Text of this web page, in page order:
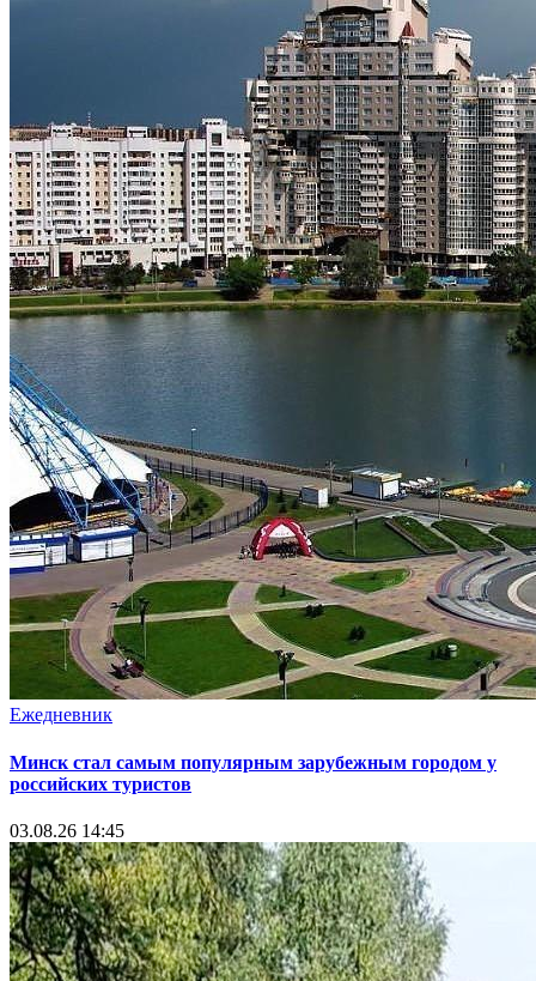
Ежедневник
Минск стал самым популярным зарубежным городом у
российских туристов
03.08.26 14:45